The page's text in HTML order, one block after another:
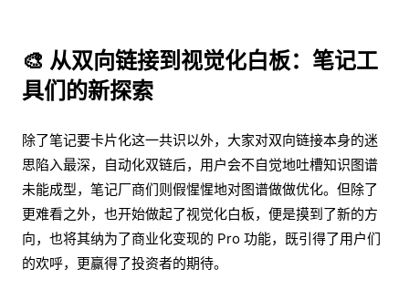
🎨 从双向链接到视觉化白板：笔记工
具们的新探索
除了笔记要卡片化这一共识以外，大家对双向链接本身的迷
思陷入最深，自动化双链后，用户会不自觉地吐槽知识图谱
未能成型，笔记厂商们则假惺惺地对图谱做做优化。但除了
更难看之外，也开始做起了视觉化白板，便是摸到了新的方
向，也将其纳为了商业化变现的 Pro 功能，既引得了用户们
的欢呼，更赢得了投资者的期待。